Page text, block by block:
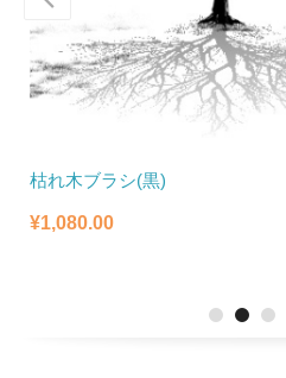
枯れ木ブラシ(黒)
¥1,080.00